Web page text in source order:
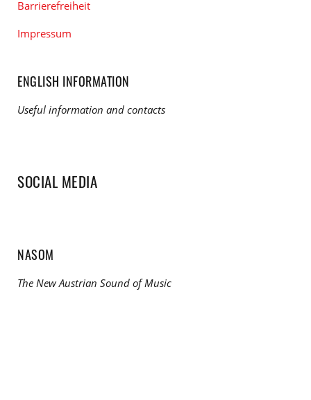
Barrierefreiheit
Impressum
ENGLISH INFORMATION
Useful information and contacts
SOCIAL MEDIA
NASOM
The New Austrian Sound of Music